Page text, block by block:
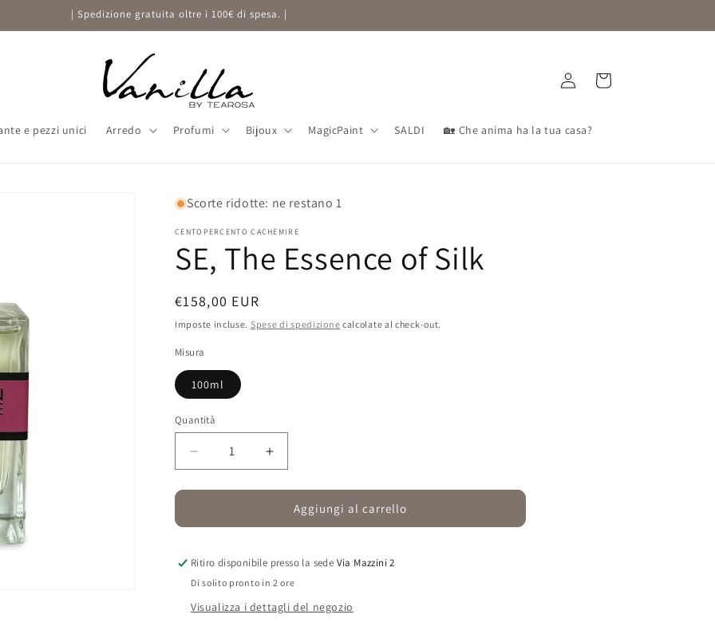
| Spedizione gratuita oltre i 100€ di spesa. |
e pezzi unici Arredo Profumi Bijoux MagicPaint SALDI 🏡 Che anima ha la tua casa?
Accedi Carrello
Scorte ridotte: ne restano 1
CENTOPERCENTO CACHEMIRE
SE, The Essence of Silk
Prezzo
di
listino
€158,00 EUR
Imposte incluse. Spese di spedizione calcolate al check-out.
Misura
100ml
Quantità
Quantità
Diminuisci
quantità
per
The
of
Silk
Aumenta
quantità
per
The
of
Aggiungi al carrello
Ritiro disponibile presso la sede Via Mazzini 2
Di solito pronto in 2 ore
Visualizza i dettagli del negozio